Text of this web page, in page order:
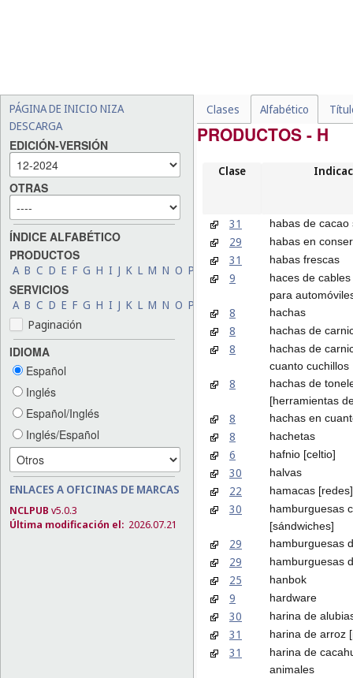
PÁGINA DE INICIO NIZA
DESCARGA
EDICIÓN-VERSIÓN
OTRAS
ÍNDICE ALFABÉTICO
PRODUCTOS
A B C D E F G H I J K L M N O P R S T
SERVICIOS
A B C D E F G H I J K L M N O P V
Paginación
IDIOMA
Español
Inglés
Español/Inglés
Inglés/Español
ENLACES A OFICINAS DE MARCAS
NCLPUB v5.0.3
Última modificación el: 2026.07.21
Clases Alfabético
PRODUCTOS - H
Clase
31 habas de cacao
29 habas en
31 habas frescas
9
haces de
para
8 hachas
8 hachas de
8
hachas de
cuanto cuchillos
8
hachas de
[herramientas
8 hachas en
8 hachetas
6 hafnio [celtio]
30 halvas
22 hamacas [redes]
30
hamburguesas
[sándwiches]
29 hamburguesas
29 hamburguesas
25 hanbok
9 hardware
30 harina de
31 harina de arroz
31
harina de
animales